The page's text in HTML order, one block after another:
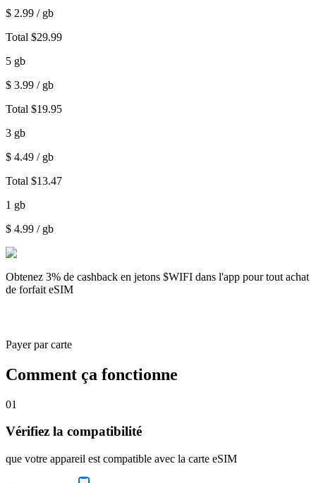
$ 2.99 / gb
Total $29.99
5 gb
$ 3.99 / gb
Total $19.95
3 gb
$ 4.49 / gb
Total $13.47
1 gb
$ 4.99 / gb
Obtenez 3% de cashback en jetons $WIFI dans l'app pour tout achat
de forfait eSIM
Payer par carte
Comment ça fonctionne
01
Vérifiez la compatibilité
que votre appareil est compatible avec la carte eSIM